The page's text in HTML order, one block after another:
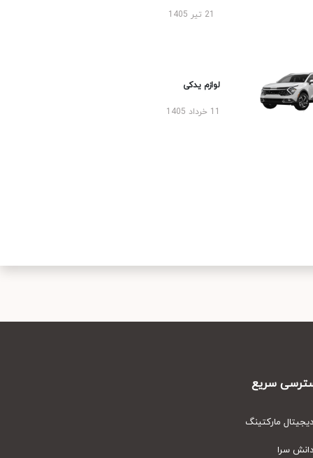
لوازم یدکی
سریع
مارکتینگ
سرا